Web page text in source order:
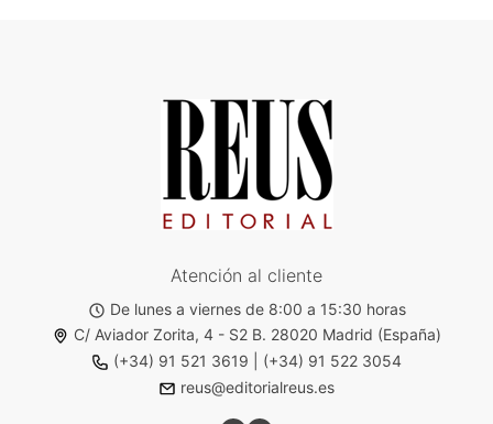
Atención al cliente
De lunes a viernes de 8:00 a 15:30 horas
C/ Aviador Zorita, 4 - S2 B. 28020 Madrid (España)
(+34) 91 521 3619
(+34) 91 522 3054
reus@editorialreus.es